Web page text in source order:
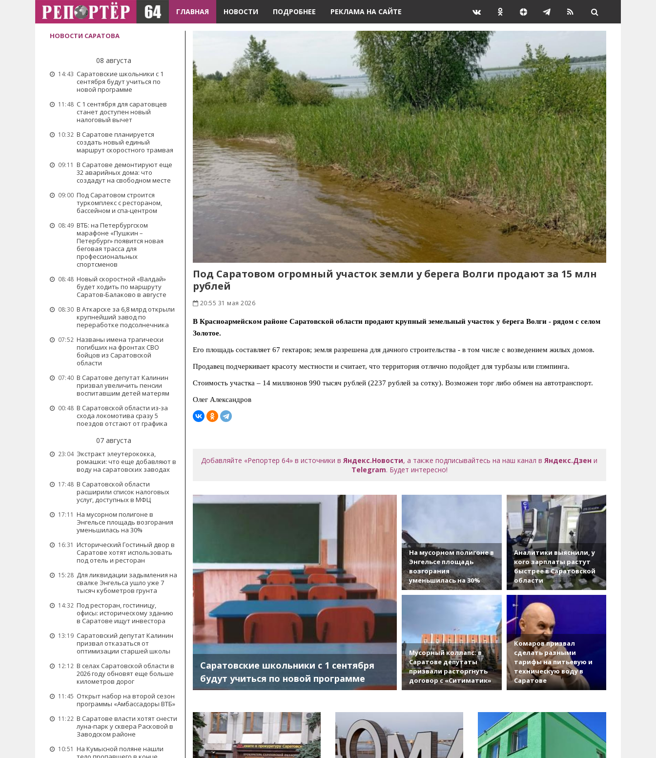
ГЛАВНАЯ НОВОСТИ ПОДРОБНЕЕ РЕКЛАМА НА САЙТЕ
НОВОСТИ САРАТОВА
08 августа
14:43 Саратовские школьники с 1
сентября будут учиться по
новой программе
11:48 С 1 сентября для саратовцев
станет доступен новый
налоговый вычет
10:32 В Саратове планируется
создать новый единый
маршрут скоростного трамвая
09:11 В Саратове демонтируют еще
32 аварийных дома: что
создадут на свободном месте
09:00 Под Саратовом строится
туркомплекс с рестораном,
бассейном и спа-центром
08:49 ВТБ: на Петербургском
марафоне «Пушкин –
Петербург» появится новая
беговая трасса для
профессиональных
спортсменов
08:48 Новый скоростной «Валдай»
будет ходить по маршруту
Саратов-Балаково в августе
08:30 В Аткарске за 6,8 млрд открыли
крупнейший завод по
переработке подсолнечника
07:52 Названы имена трагически
погибших на фронтах СВО
бойцов из Саратовской
области
07:40 В Саратове депутат Калинин
призвал увеличить пенсии
воспитавшим детей матерям
00:48 В Саратовской области из-за
схода локомотива сразу 5
поездов отстают от графика
07 августа
23:04 Экстракт элеутерококка,
ромашки: что еще добавляют в
воду на саратовских заводах
17:48 В Саратовской области
расширили список налоговых
услуг, доступных в МФЦ
17:11 На мусорном полигоне в
Энгельсе площадь возгорания
уменьшилась на 30%
16:31 Исторический Гостиный двор в
Саратове хотят использовать
под отель и ресторан
15:28 Для ликвидации задымления на
свалке Энгельса ушло уже 7
тысяч кубометров грунта
14:32 Под ресторан, гостиницу,
офисы: историческому зданию
в Саратове ищут инвестора
13:19 Саратовский депутат Калинин
призвал отказаться от
оптимизации старшей школы
12:12 В селах Саратовской области в
2026 году обновят еще больше
километров дорог
11:45 Открыт набор на второй сезон
программы «Амбассадоры ВТБ»
11:22 В Саратове власти хотят снести
луна-парк у сквера Расковой в
Заводском районе
10:51 На Кумысной поляне нашли
Под Саратовом огромный участок земли у берега Волги продают за 15 млн
рублей
20:55 31 мая 2026
В Красноармейском районе Саратовской области продают крупный земельный участок у берега Волги - рядом с селом
Золотое.
Его площадь составляет 67 гектаров; земля разрешена для дачного строительства - в том числе с возведением жилых домов.
Продавец подчеркивает красоту местности и считает, что территория отлично подойдет для турбазы или глэмпинга.
Стоимость участка – 14 миллионов 990 тысяч рублей (2237 рублей за сотку). Возможен торг либо обмен на автотранспорт.
Олег Александров
Добавляйте «Репортер 64» в источники вЯндекс.Новости, а также подписывайтесь на наш канал вЯндекс.Дзен и
Telegram. Будет интересно!
Саратовские школьники с 1 сентября
будут учиться по новой программе
На мусорном полигоне в
Энгельсе площадь
возгорания
уменьшилась на 30%
Аналитики выяснили, у
кого зарплаты растут
быстрее в Саратовской
области
Мусорный коллапс: в
Саратове депутаты
призвали расторгнуть
договор с «Ситиматик»
Комаров призвал
сделать разными
тарифы на питьевую и
техническую воду в
Саратове